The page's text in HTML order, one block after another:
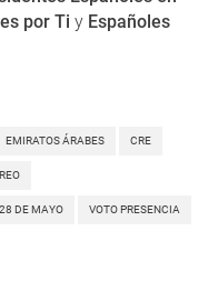
por Ti y Españoles
EMIRATOS ÁRABES CRE
28 DE MAYO VOTO PRESENCIA